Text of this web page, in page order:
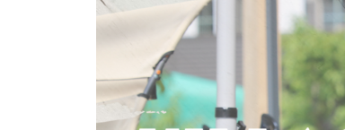
crea farm から2023
収穫祭のお知らせ